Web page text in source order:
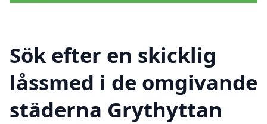
Sök efter en skicklig
låssmed i de omgivande
städerna Grythyttan